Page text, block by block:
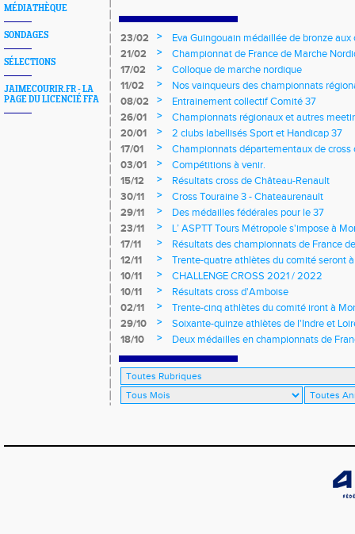
MÉDIATHÈQUE
SONDAGES
SÉLECTIONS
JAIMECOURIR.FR - LA
PAGE DU LICENCIÉ FFA
23/02 >
Eva Guingouain médaillée de bronze
jeunes
21/02 >
Championnat de France de Marche
17/02
>
Colloque de marche nordique
11/02
>
Nos vainqueurs des championnats
08/02
>
Entrainement collectif Comité 37
26/01
>
Championnats régionaux et autres
20/01
>
2 clubs labellisés Sport et Handicap 37
17/01
>
Championnats départementaux de cross
longs et meetings en salle
03/01 >
Compétitions à venir.
15/12
>
Résultats cross de Château-Renault
30/11
>
Cross Touraine 3 - Chateaurenault
29/11
>
Des médailles fédérales pour le 37
23/11
>
L’ ASPTT Tours Métropole s'impose à
17/11
>
Résultats des championnats de France
12/11
>
Trente-quatre athlètes du comité seront
10/11
>
CHALLENGE CROSS 2021 / 2022
10/11
>
Résultats cross d'Amboise
02/11
>
Trente-cinq athlètes du comité iront à
29/10
>
Soixante-quinze athlètes de l'Indre et
régionaux de cross-country 2021
18/10 > Deux médailles en championnats de